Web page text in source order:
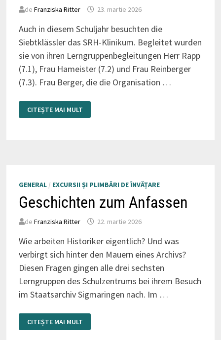
de Franziska Ritter 23. martie 2026
Auch in diesem Schuljahr besuchten die
Siebtklässler das SRH-Klinikum. Begleitet wurden
sie von ihren Lerngruppenbegleitungen Herr Rapp
(7.1), Frau Hameister (7.2) und Frau Reinberger
(7.3). Frau Berger, die die Organisation …
EINBLICK
INS
KRANKENHAUSLEBEN
CITEȘTE MAI MULT
GENERAL/ EXCURSII ȘI PLIMBĂRI DE ÎNVĂȚARE
Geschichten zum Anfassen
de Franziska Ritter 22. martie 2026
Wie arbeiten Historiker eigentlich? Und was
verbirgt sich hinter den Mauern eines Archivs?
Diesen Fragen gingen alle drei sechsten
Lerngruppen des Schulzentrums bei ihrem Besuch
im Staatsarchiv Sigmaringen nach. Im …
GESCHICHTEN
ZUM
ANFASSEN
CITEȘTE MAI MULT